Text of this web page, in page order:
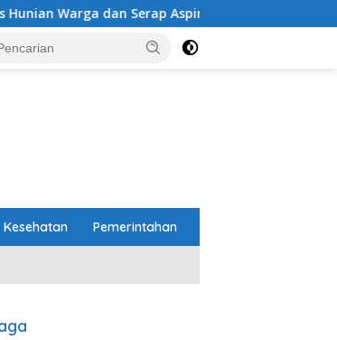
dan Serap Aspirasi Masyarakat
Kesehatan Pemerintahan